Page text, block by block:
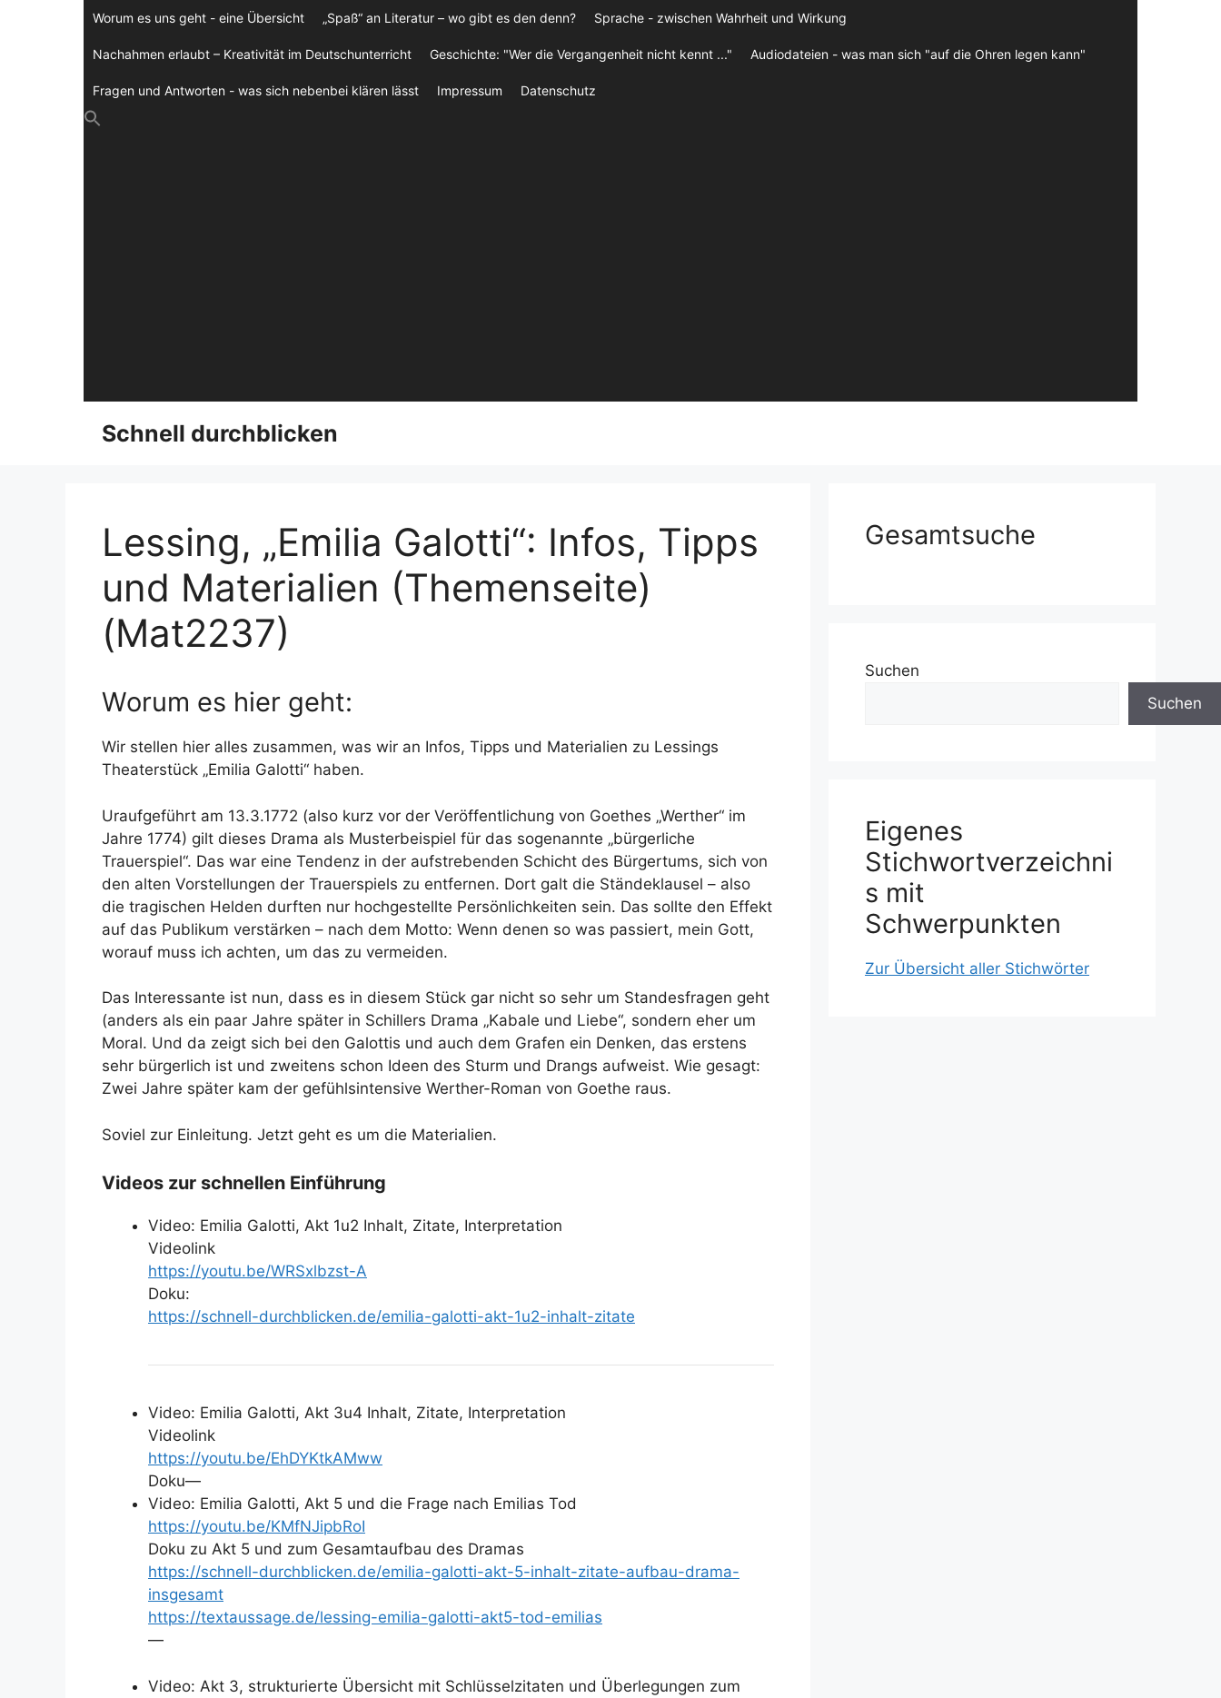
Worum es uns geht - eine Übersicht „Spaß“ an Literatur – wo gibt es den denn? Sprache - zwischen Wahrheit und Wirkung
Nachahmen erlaubt – Kreativität im Deutschunterricht Geschichte: "Wer die Vergangenheit nicht kennt ..." Audiodateien - was man sich "auf die Ohren legen kann"
Fragen und Antworten - was sich nebenbei klären lässt Impressum Datenschutz
Schnell durchblicken
Lessing, „Emilia Galotti“: Infos, Tipps
und Materialien (Themenseite)
(Mat2237)
Worum es hier geht:
Wir stellen hier alles zusammen, was wir an Infos, Tipps und Materialien zu Lessings
Theaterstück „Emilia Galotti“ haben.
Uraufgeführt am 13.3.1772 (also kurz vor der Veröffentlichung von Goethes „Werther“ im
Jahre 1774) gilt dieses Drama als Musterbeispiel für das sogenannte „bürgerliche
Trauerspiel“. Das war eine Tendenz in der aufstrebenden Schicht des Bürgertums, sich von
den alten Vorstellungen der Trauerspiels zu entfernen. Dort galt die Ständeklausel – also
die tragischen Helden durften nur hochgestellte Persönlichkeiten sein. Das sollte den Effekt
auf das Publikum verstärken – nach dem Motto: Wenn denen so was passiert, mein Gott,
worauf muss ich achten, um das zu vermeiden.
Das Interessante ist nun, dass es in diesem Stück gar nicht so sehr um Standesfragen geht
(anders als ein paar Jahre später in Schillers Drama „Kabale und Liebe“, sondern eher um
Moral. Und da zeigt sich bei den Galottis und auch dem Grafen ein Denken, das erstens
sehr bürgerlich ist und zweitens schon Ideen des Sturm und Drangs aufweist. Wie gesagt:
Zwei Jahre später kam der gefühlsintensive Werther-Roman von Goethe raus.
Soviel zur Einleitung. Jetzt geht es um die Materialien.
Videos zur schnellen Einführung
Video: Emilia Galotti, Akt 1u2 Inhalt, Zitate, Interpretation
Videolink
https://youtu.be/WRSxlbzst-A
Doku:
https://schnell-durchblicken.de/emilia-galotti-akt-1u2-inhalt-zitate
Video: Emilia Galotti, Akt 3u4 Inhalt, Zitate, Interpretation
Videolink
https://youtu.be/EhDYKtkAMww
Doku—
Video: Emilia Galotti, Akt 5 und die Frage nach Emilias Tod
https://youtu.be/KMfNJipbRoI
Doku zu Akt 5 und zum Gesamtaufbau des Dramas
https://schnell-durchblicken.de/emilia-galotti-akt-5-inhalt-zitate-aufbau-drama-
insgesamt
https://textaussage.de/lessing-emilia-galotti-akt5-tod-emilias
—
Video: Akt 3, strukturierte Übersicht mit Schlüsselzitaten und Überlegungen zum
Gesamtsuche
Suchen
Suchen
Eigenes
Stichwortverzeichni
s mit
Schwerpunkten
Zur Übersicht aller Stichwörter